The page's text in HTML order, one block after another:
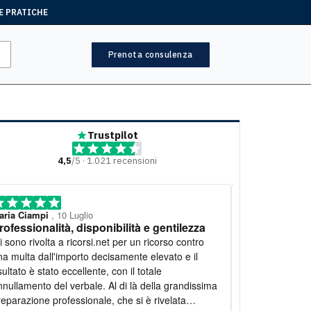
PRATICHE
Prenota consulenza
Trustpilot
4,5/5 · 1.021 recensioni
Ciampi , 10 Luglio
disponibilità e gentilezza
rivolta a ricorsi.net per un ricorso contro
multa dall'importo decisamente elevato e il
è stato eccellente, con il totale
del verbale. Al di là della grandissima
professionale, che si è rivelata